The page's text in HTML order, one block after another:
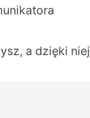
a dzięki niej